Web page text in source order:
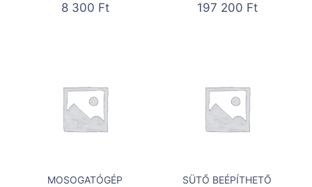
8 300 Ft 197 200 Ft
MOSOGATÓGÉP
SÜTŐ BEÉPÍTHETŐ